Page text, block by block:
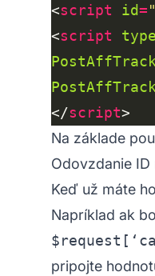
<script id=
<script type
</script
Na základe
Odovzdanie
Keď už máte
Napríklad ak
pripojte